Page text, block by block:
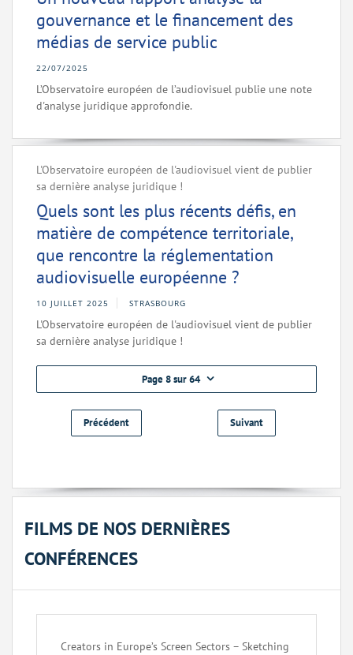
gouvernance et le financement des
médias de service public
22/07/2025
L’Observatoire européen de l’audiovisuel publie une note
d'analyse juridique approfondie.
L'Observatoire européen de l'audiovisuel vient de publier
sa dernière analyse juridique !
Quels sont les plus récents défis, en
matière de compétence territoriale,
que rencontre la réglementation
audiovisuelle européenne ?
10 JUILLET 2025 STRASBOURG
L'Observatoire européen de l'audiovisuel vient de publier
sa dernière analyse juridique !
Page 8 sur 64
Précédent Suivant
FILMS DE NOS DERNIÈRES
CONFÉRENCES
Creators in Europe’s Screen Sectors – Sketching